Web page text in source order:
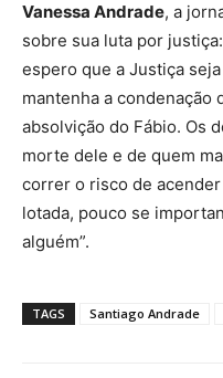
Vanessa Andrade, a
sobre sua luta por
espero que a Justiça
mantenha a condenação
absolvição do Fábio. Os
morte dele e de quem
correr o risco de
lotada, pouco se
alguém”.
TAGS Santiago Andrade